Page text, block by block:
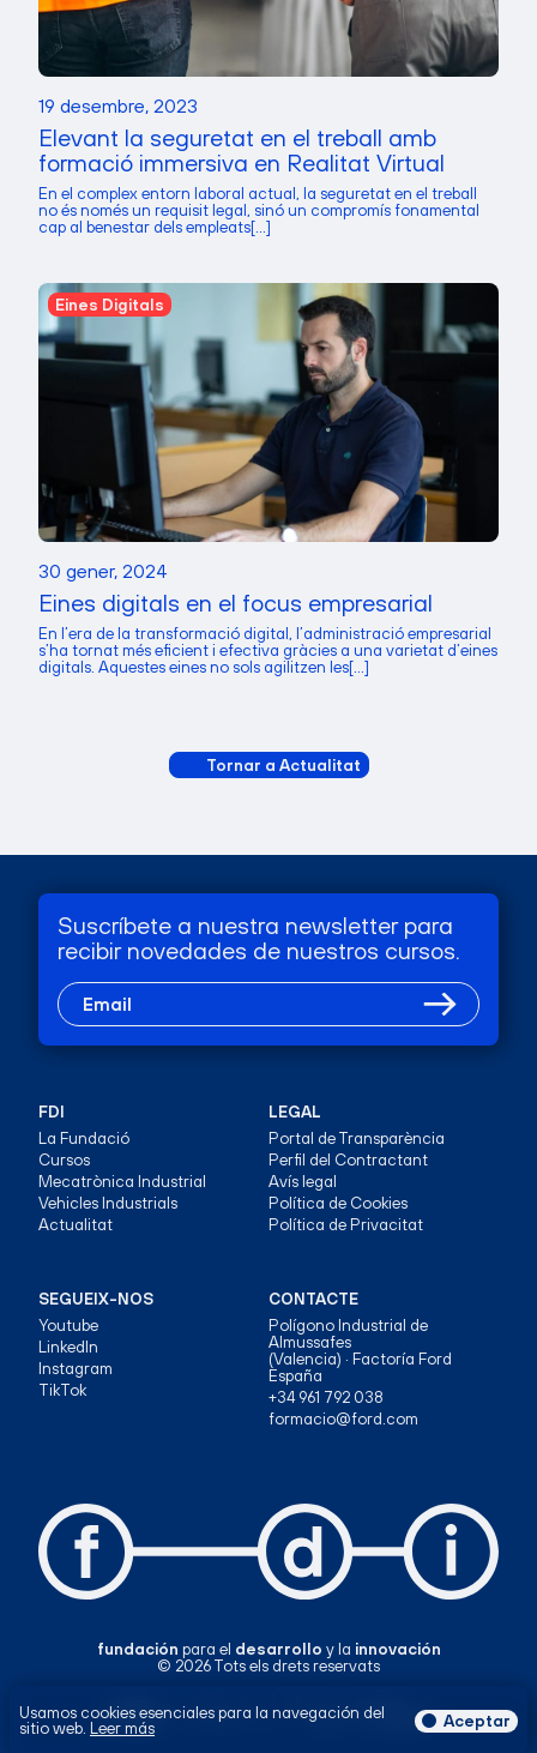
Usamos cookies esenciales para la navegación del
sitio web. Leer más Aceptar
19 desembre, 2023
Elevant la seguretat en el treball amb
formació immersiva en Realitat Virtual
En el complex entorn laboral actual, la seguretat en el treball
no és només un requisit legal, sinó un compromís fonamental
cap al benestar dels empleats[...]
Eines Digitals
30 gener, 2024
Eines digitals en el focus empresarial
En l’era de la transformació digital, l’administració empresarial
s’ha tornat més eficient i efectiva gràcies a una varietat d’eines
digitals. Aquestes eines no sols agilitzen les[...]
Tornar a Actualitat
Suscríbete a nuestra newsletter para
recibir novedades de nuestros cursos.
FDI
La Fundació
Cursos
Mecatrònica Industrial
Vehicles Industrials
Actualitat
LEGAL
Portal de Transparència
Perfil del Contractant
Avís legal
Política de Cookies
Política de Privacitat
SEGUEIX-NOS
Youtube
LinkedIn
Instagram
TikTok
CONTACTE
Polígono Industrial de
Almussafes
(Valencia) · Factoría Ford
España
+34 961 792 038
formacio@ford.com
fundación para el desarrollo y la innovación
© 2026 Tots els drets reservats